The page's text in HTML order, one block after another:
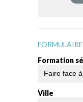
Formation
Ville